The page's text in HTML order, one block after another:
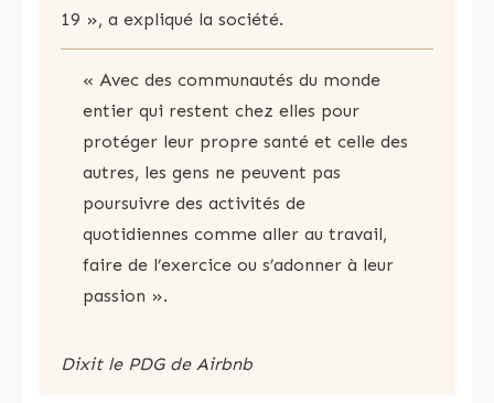
19 », a expliqué la société.
« Avec des communautés du monde
entier qui restent chez elles pour
protéger leur propre santé et celle des
autres, les gens ne peuvent pas
poursuivre des activités de
quotidiennes comme aller au travail,
faire de l’exercice ou s’adonner à leur
passion ».
Dixit le PDG de Airbnb